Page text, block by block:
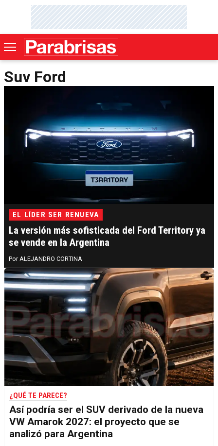
Suv Ford
EL LÍDER SER RENUEVA
La versión más sofisticada del Ford Territory ya
se vende en la Argentina
ALEJANDRO CORTINA
¿QUÉ TE PARECE?
Así podría ser el SUV derivado de la nueva
VW Amarok 2027: el proyecto que se
analizó para Argentina